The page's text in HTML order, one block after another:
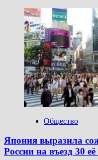
Общество
Япония выразила
России на въезд 30